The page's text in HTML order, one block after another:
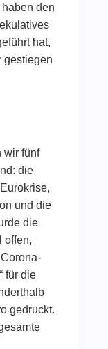
den
hat,
gestiegen
wir fünf
die
und die
die
offen,
für die
gedruckt.